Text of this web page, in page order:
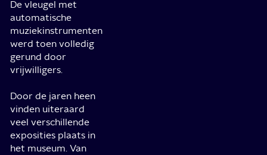
De vleugel met
automatische
muziekinstrumenten
werd toen volledig
gerund door
vrijwilligers.
Door de jaren heen
vinden uiteraard
veel verschillende
exposities plaats in
het museum. Van